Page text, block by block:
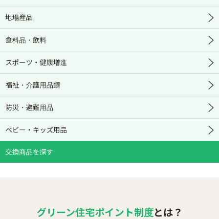
地場産品
食料品・飲料
スポーツ・健康増進
福祉・介護用品類
防災・避難用品
ベビー・キッズ用品
交換商品を探す
グリーン住宅ポイント制度とは？